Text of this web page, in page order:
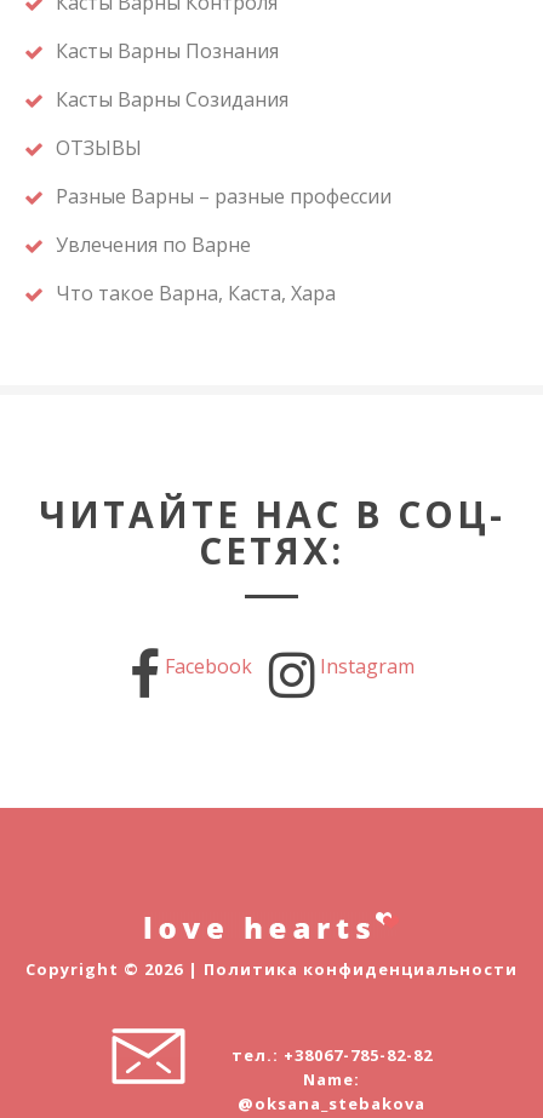
Касты Варны Познания
Касты Варны Созидания
ОТЗЫВЫ
Разные Варны – разные профессии
Увлечения по Варне
Что такое Варна, Каста, Хара
ЧИТАЙТЕ НАС В СОЦ-
СЕТЯХ:
Facebook Instagram
Copyright © 2026 | Политика конфиденциальности
тел.: +38067-785-82-82
Name:
@oksana_stebakova